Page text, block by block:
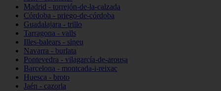
Madrid - torrejón-de-la-calzada
Córdoba - priego-de-córdoba
Guadalajara - trillo
Tarragona - valls
Illes-balears - sineu
Navarra - burlata
Pontevedra - vilagarcía-de-arousa
Barcelona - montcada-i-reixac
Huesca - broto
Jaén - cazorla